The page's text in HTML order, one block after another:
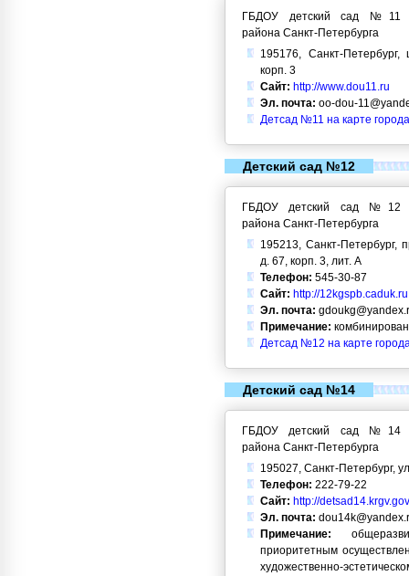
ГБДОУ детский сад №11
района Санкт-Петербурга
195176, Санкт-
корп. 3
Сайт: http://www.dou11.ru
Эл. почта: oo-dou-
Детсад №11 на карте
Детский сад №12
ГБДОУ детский сад №12
района Санкт-Петербурга
195213, Санкт-
д. 67, корп. 3, лит. А
Телефон: 545-30-87
Сайт: http://12kgspb.caduk.ru
Эл. почта:
Примечание:
Детсад №12 на карте
Детский сад №14
ГБДОУ детский сад №14
района Санкт-Петербурга
195027, Санкт-Петербург,
Телефон: 222-79-22
Сайт: http://
Эл. почта:
Примечание:
приоритетным
художественно-